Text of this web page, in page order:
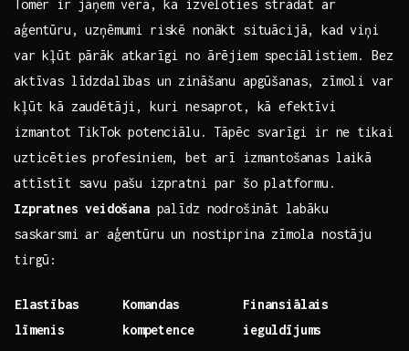
Tomēr ir ⁤jāņem vērā, ‍ka izvēloties strādāt ar
aģentūru, uzņēmumi riskē nonākt situācijā, kad viņi
var kļūt pārāk​ atkarīgi no ārējiem⁤ speciālistiem. Bez
aktīvas līdzdalības un zināšanu apgūšanas, zīmoli var
‍kļūt kā zaudētāji, kuri nesaprot, kā efektīvi
izmantot⁤ TikTok potenciālu. Tāpēc svarīgi ir ne tikai
uzticēties profesiniem, bet arī izmantošanas laikā‌
attīstīt savu pašu izpratni par šo⁤ platformu.
Izpratnes ⁤veidošanapalīdz nodrošināt ⁣labāku
saskarsmi ar aģentūru un nostiprina zīmola ​nostāju
tirgū:
Elastības
līmenis
Komandas
kompetence
Finansiālais
ieguldījums